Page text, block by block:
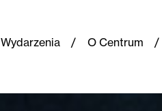
Wydarzenia O Centrum